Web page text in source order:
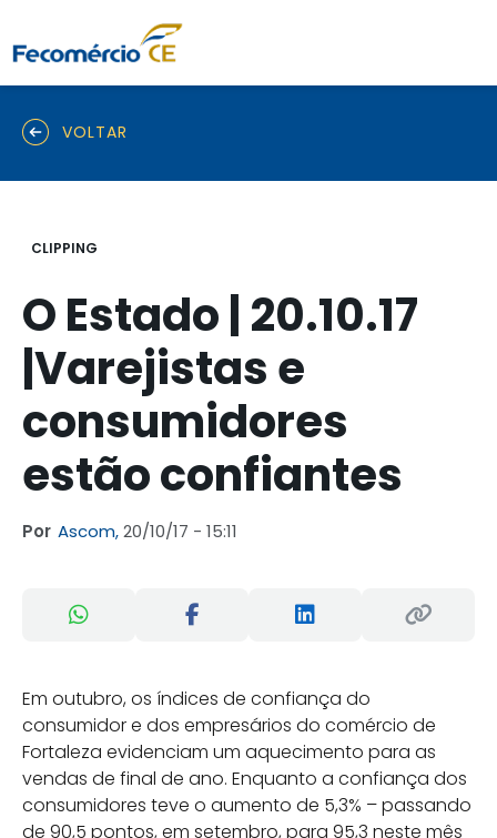
VOLTAR
CLIPPING
O Estado | 20.10.17
|Varejistas e
consumidores
estão confiantes
Por Ascom,20/10/17 - 15:11
Em outubro, os índices de confiança do
consumidor e dos empresários do comércio de
Fortaleza evidenciam um aquecimento para as
vendas de final de ano. Enquanto a confiança dos
consumidores teve o aumento de 5,3% – passando
de 90,5 pontos, em setembro, para 95,3 neste mês